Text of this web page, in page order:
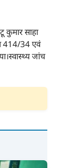
कुमार साहा
414/34 एवं
जांच